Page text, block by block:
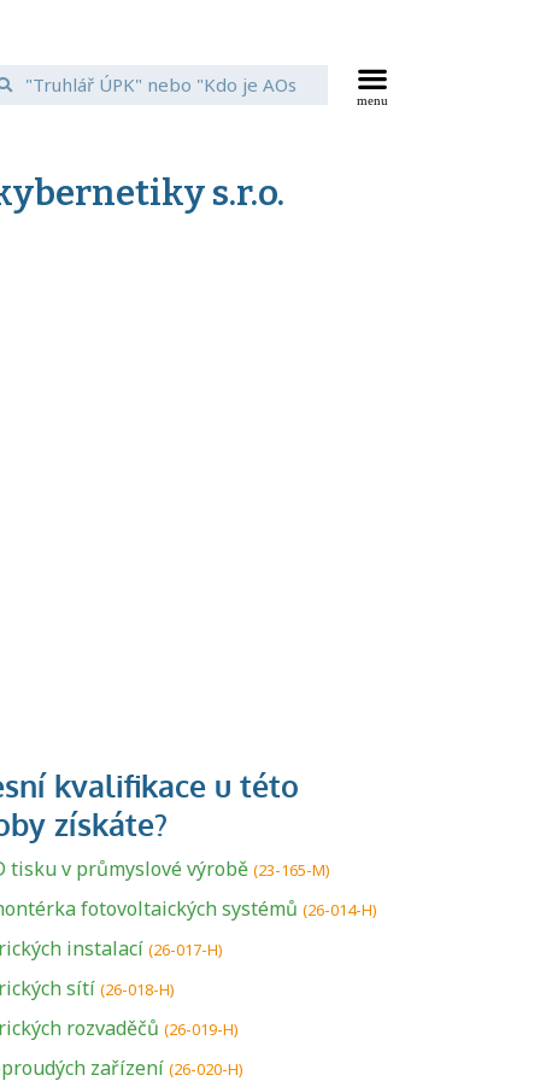
s.r.o.
v průmyslové výrobě (23-165-M)
fotovoltaických systémů (26-014-H)
instalací (26-017-H)
sítí (26-018-H)
rozvaděčů (26-019-H)
zařízení (26-020-H)
U řady živností je